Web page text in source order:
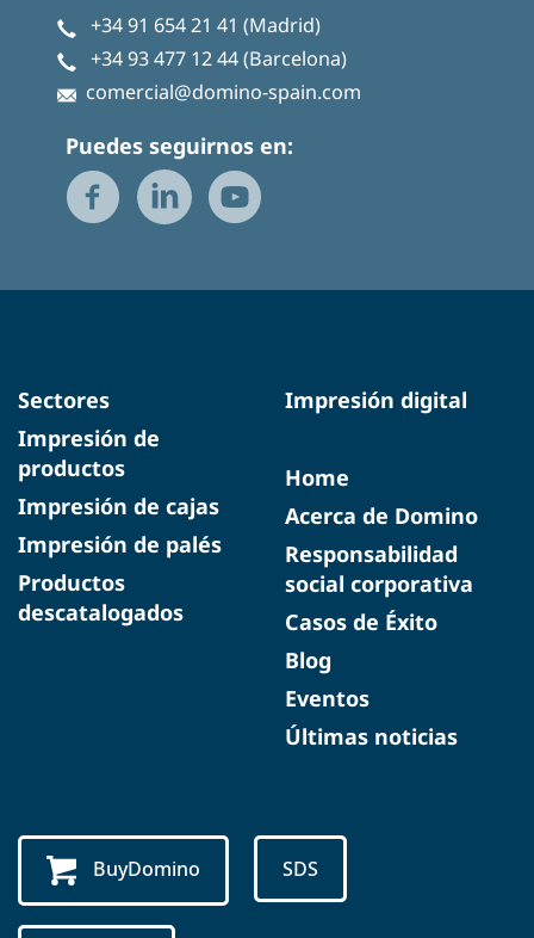
+34 91 654 21 41 (Madrid)
+34 93 477 12 44(Barcelona)
comercial@domino-spain.com
Puedes seguirnos en:
Sectores
Impresión de
productos
Impresión de cajas
Impresión de palés
Productos
descatalogados
Impresión digital
Home
Acerca de Domino
Responsabilidad
social corporativa
Casos de Éxito
Blog
Eventos
Últimas noticias
BuyDomino SDS